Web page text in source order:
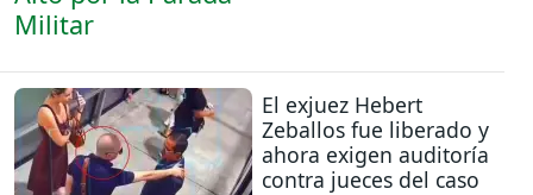
El exjuez Hebert
Zeballos fue liberado y
ahora exigen auditoría
contra jueces del caso